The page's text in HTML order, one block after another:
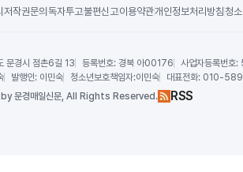
저작권문의 독자투고불편신고이용약관개인정보처리방침 청
문경시 점촌6길 13 등록번호: 경북 아00176 사업자등록번호:
발행인: 이민숙 청소년보호책임자:이민숙 대표전화: 010-
문경매일신문, All Rights Reserved. RSS